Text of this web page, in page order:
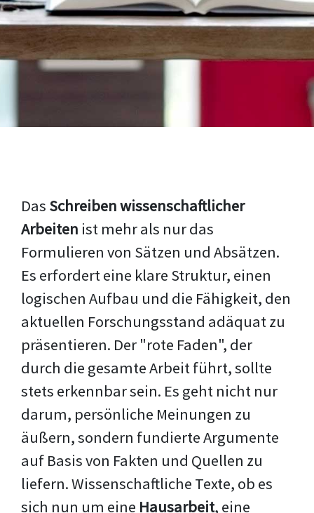
Das Schreiben wissenschaftlicher
Arbeiten ist mehr als nur das
Formulieren von Sätzen und Absätzen.
Es erfordert eine klare Struktur, einen
logischen Aufbau und die Fähigkeit, den
aktuellen Forschungsstand adäquat zu
präsentieren. Der "rote Faden", der
durch die gesamte Arbeit führt, sollte
stets erkennbar sein. Es geht nicht nur
darum, persönliche Meinungen zu
äußern, sondern fundierte Argumente
auf Basis von Fakten und Quellen zu
liefern. Wissenschaftliche Texte, ob es
sich nun um eine Hausarbeit, eine